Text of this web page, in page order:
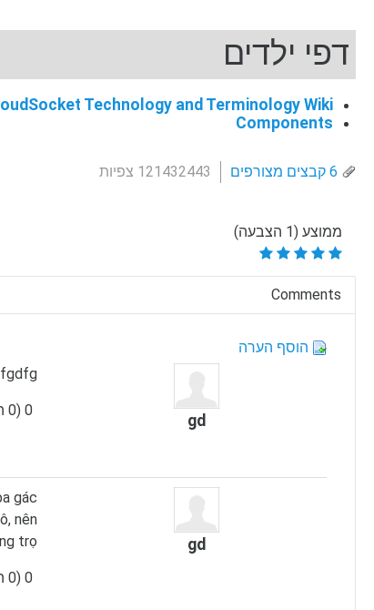
דפי ילדים
Technology and Terminology Wiki
Components
6 קבצים מצורפים 121432443 צפיות
ממוצע (1 הצבעה)
Comments
הוסף הערה
gd
0 (0 הצבעות)
gd
gác
nên
trọ.
0 (0 הצבעות)